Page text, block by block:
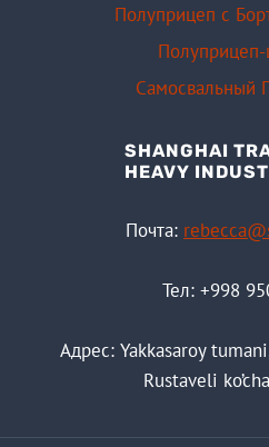
Полуприцеп с
Полуприцеп-
Самосвальный
SHANGHAI
HEAVY
Почта:
Тел: +998
Адрес: Yakkasaroy
Rustaveli